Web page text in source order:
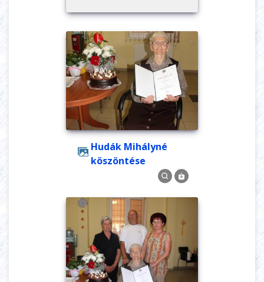
Hudák Mihályné
köszöntése